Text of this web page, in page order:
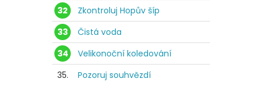
32
Zkontroluj Hopův šíp
33
Čistá voda
34
Velikonoční koledování
35.
Pozoruj souhvězdí